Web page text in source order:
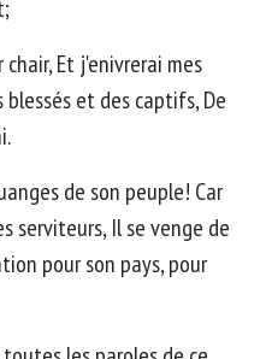
Et j'enivrerai mes
blessés et des captifs, De
de son peuple! Car
serviteurs, Il se venge de
pour son pays, pour